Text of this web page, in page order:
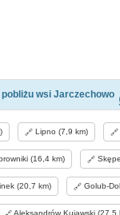
wsi Jarczechowo
Lipno (7,9 km)
(16,4 km)
(20,7 km) Golub-
Aleksandrów Kujawski (27,5